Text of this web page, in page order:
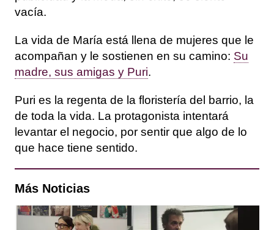
vacía.
La vida de María está llena de mujeres que le
acompañan y le sostienen en su camino: Su
madre, sus amigas y Puri.
Puri es la regenta de la floristería del barrio, la
de toda la vida. La protagonista intentará
levantar el negocio, por sentir que algo de lo
que hace tiene sentido.
Más Noticias